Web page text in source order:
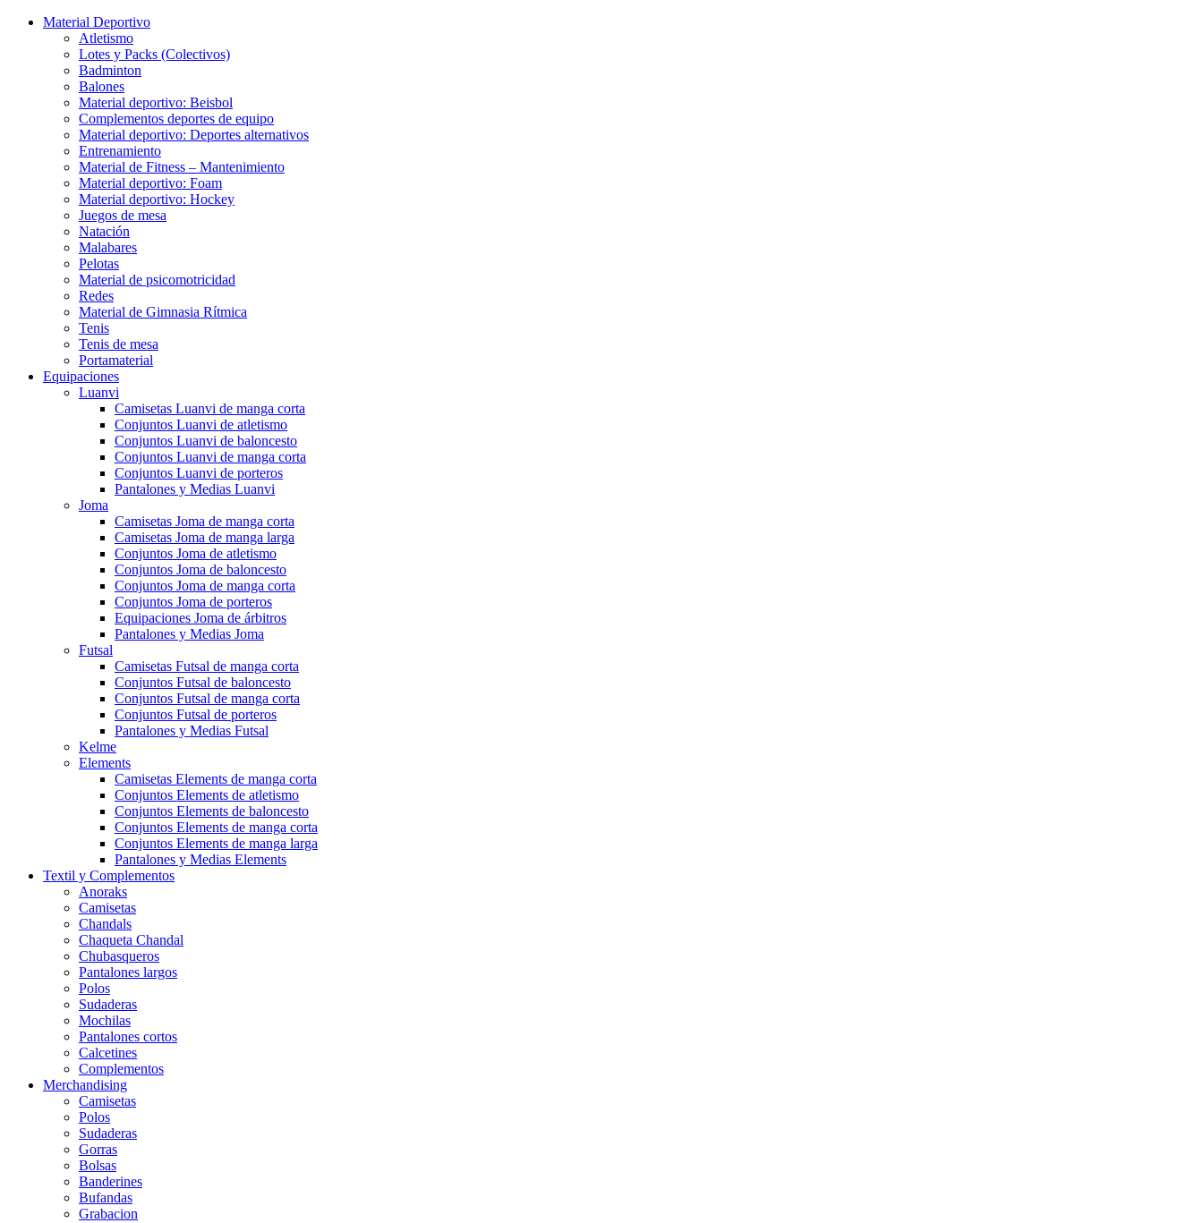
Material Deportivo
Atletismo
Lotes y Packs (Colectivos)
Badminton
Balones
Material deportivo: Beisbol
Complementos deportes de equipo
Material deportivo: Deportes alternativos
Entrenamiento
Material de Fitness – Mantenimiento
Material deportivo: Foam
Material deportivo: Hockey
Juegos de mesa
Natación
Malabares
Pelotas
Material de psicomotricidad
Redes
Material de Gimnasia Rítmica
Tenis
Tenis de mesa
Portamaterial
Equipaciones
Luanvi
Camisetas Luanvi de manga corta
Conjuntos Luanvi de atletismo
Conjuntos Luanvi de baloncesto
Conjuntos Luanvi de manga corta
Conjuntos Luanvi de porteros
Pantalones y Medias Luanvi
Joma
Camisetas Joma de manga corta
Camisetas Joma de manga larga
Conjuntos Joma de atletismo
Conjuntos Joma de baloncesto
Conjuntos Joma de manga corta
Conjuntos Joma de porteros
Equipaciones Joma de árbitros
Pantalones y Medias Joma
Futsal
Camisetas Futsal de manga corta
Conjuntos Futsal de baloncesto
Conjuntos Futsal de manga corta
Conjuntos Futsal de porteros
Pantalones y Medias Futsal
Kelme
Elements
Camisetas Elements de manga corta
Conjuntos Elements de atletismo
Conjuntos Elements de baloncesto
Conjuntos Elements de manga corta
Conjuntos Elements de manga larga
Pantalones y Medias Elements
Textil y Complementos
Anoraks
Camisetas
Chandals
Chaqueta Chandal
Chubasqueros
Pantalones largos
Polos
Sudaderas
Mochilas
Pantalones cortos
Calcetines
Complementos
Merchandising
Camisetas
Polos
Sudaderas
Gorras
Bolsas
Banderines
Bufandas
Grabacion